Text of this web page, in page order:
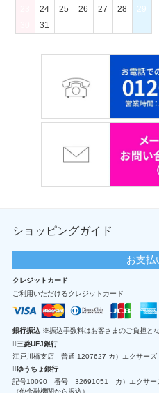
24 25 26 27 28
29
31
ショッピングガイド
お支払
クレジットカード
ご利用いただけるクレジットカード
銀行振込 ※振込手数料はお客さまのご負担とな
三菱UFJ銀行
江戸川橋支店 普通 1207627 カ）エクサーズ
ゆうちょ銀行
記号10090 番号 32691051 カ）エクサー
（他金融機関から振込）